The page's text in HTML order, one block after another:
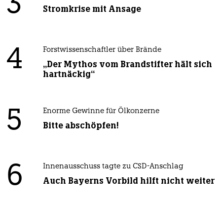
Stromkrise mit Ansage
4 Forstwissenschaftler über Brände
„Der Mythos vom Brandstifter hält sich
hartnäckig“
5 Enorme Gewinne für Ölkonzerne
Bitte abschöpfen!
6 Innenausschuss tagte zu CSD-Anschlag
Auch Bayerns Vorbild hilft nicht weiter